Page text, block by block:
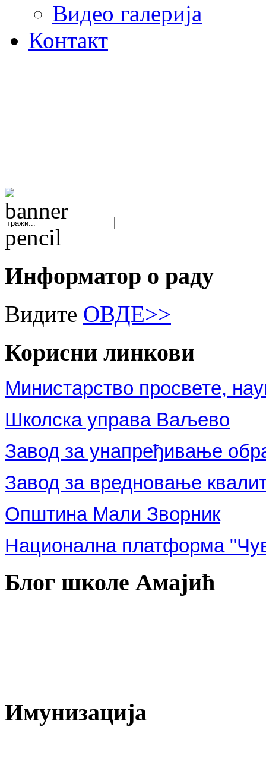
Видео галерија
Контакт
Информатор о раду
Видите ОВДЕ>>
Корисни линкови
Министарство просвете,
Школска управа Ваљево
Завод за унапређивање
Завод за вредновање
Општина Мали Зворник
Национална платформа
Блог школе Амајић
Имунизација